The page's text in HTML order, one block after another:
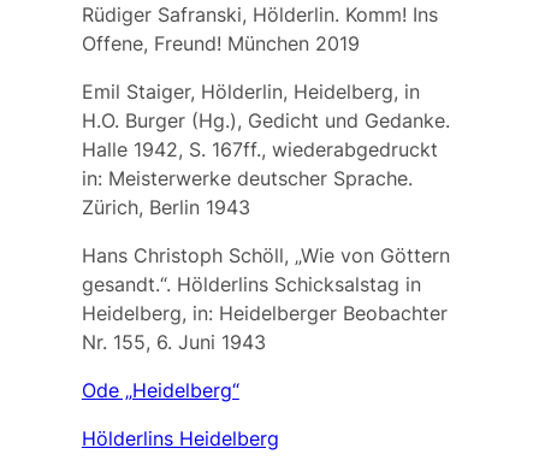
Rüdiger Safranski, Hölderlin. Komm! Ins
Offene, Freund! München 2019
Emil Staiger, Hölderlin, Heidelberg, in
H.O. Burger (Hg.), Gedicht und Gedanke.
Halle 1942, S. 167ff., wiederabgedruckt
in: Meisterwerke deutscher Sprache.
Zürich, Berlin 1943
Hans Christoph Schöll, „Wie von Göttern
gesandt.“. Hölderlins Schicksalstag in
Heidelberg, in: Heidelberger Beobachter
Nr. 155, 6. Juni 1943
Ode „Heidelberg“
Hölderlins Heidelberg